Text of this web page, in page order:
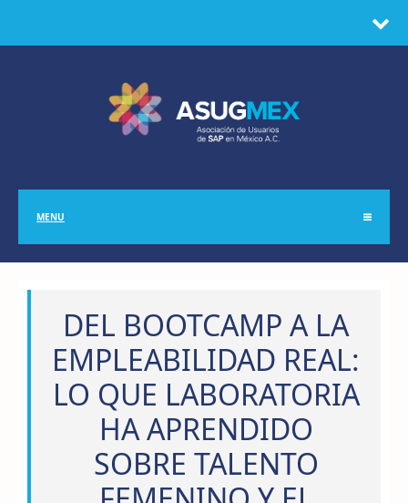
MENU
DEL BOOTCAMP A LA
EMPLEABILIDAD REAL:
LO QUE LABORATORIA
HA APRENDIDO
SOBRE TALENTO